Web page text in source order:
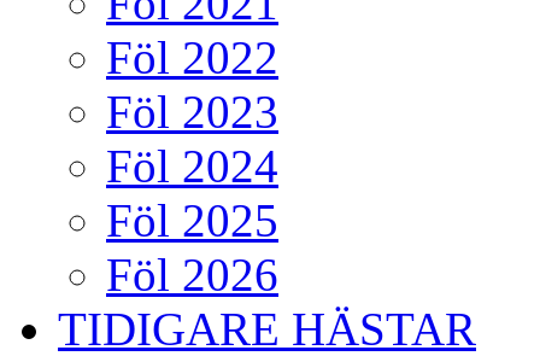
Föl 2022
Föl 2023
Föl 2024
Föl 2025
Föl 2026
TIDIGARE HÄSTAR